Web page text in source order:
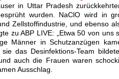
in Uttar Pradesh
wurden. NaClO wird in
Zellstoffindustrie, und ebenso
zu ABP LIVE: „Etwa 50 von
Männer in Schutzanzügen
das Desinfektions-Team
auch die Frauen waren
Ausschlag.